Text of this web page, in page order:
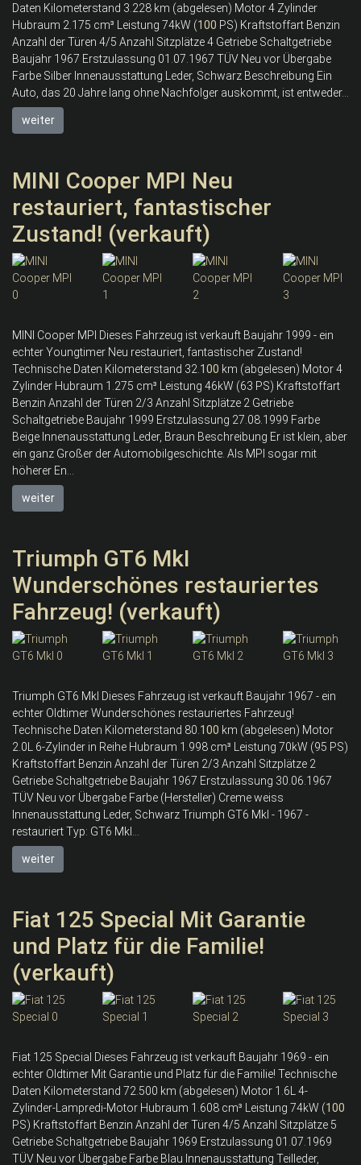
Daten Kilometerstand 3.228 km (abgelesen) Motor 4 Zylinder
Hubraum 2.175 cm³ Leistung 74kW (100 PS) Kraftstoffart Benzin
Anzahl der Türen 4/5 Anzahl Sitzplätze 4 Getriebe Schaltgetriebe
Baujahr 1967 Erstzulassung 01.07.1967 TÜV Neu vor Übergabe
Farbe Silber Innenausstattung Leder, Schwarz Beschreibung Ein
Auto, das 20 Jahre lang ohne Nachfolger auskommt, ist entweder...
weiter
MINI Cooper MPI Neu
restauriert, fantastischer
Zustand! (verkauft)
MINI Cooper MPI Dieses Fahrzeug ist verkauft Baujahr 1999 - ein
echter Youngtimer Neu restauriert, fantastischer Zustand!
Technische Daten Kilometerstand 32. 100 km (abgelesen) Motor 4
Zylinder Hubraum 1.275 cm³ Leistung 46kW (63 PS) Kraftstoffart
Benzin Anzahl der Türen 2/3 Anzahl Sitzplätze 2 Getriebe
Schaltgetriebe Baujahr 1999 Erstzulassung 27.08.1999 Farbe
Beige Innenausstattung Leder, Braun Beschreibung Er ist klein, aber
ein ganz Großer der Automobilgeschichte. Als MPI sogar mit
höherer En...
weiter
Triumph GT6 MkI
Wunderschönes restauriertes
Fahrzeug! (verkauft)
Triumph GT6 MkI Dieses Fahrzeug ist verkauft Baujahr 1967 - ein
echter Oldtimer Wunderschönes restauriertes Fahrzeug!
Technische Daten Kilometerstand 80. 100 km (abgelesen) Motor
2.0L 6-Zylinder in Reihe Hubraum 1.998 cm³ Leistung 70kW (95 PS)
Kraftstoffart Benzin Anzahl der Türen 2/3 Anzahl Sitzplätze 2
Getriebe Schaltgetriebe Baujahr 1967 Erstzulassung 30.06.1967
TÜV Neu vor Übergabe Farbe (Hersteller) Creme weiss
Innenausstattung Leder, Schwarz Triumph GT6 MkI - 1967 -
restauriert Typ: GT6 MkI...
weiter
Fiat 125 Special Mit Garantie
und Platz für die Familie!
(verkauft)
Fiat 125 Special Dieses Fahrzeug ist verkauft Baujahr 1969 - ein
echter Oldtimer Mit Garantie und Platz für die Familie! Technische
Daten Kilometerstand 72.500 km (abgelesen) Motor 1.6L 4-
Zylinder-Lampredi-Motor Hubraum 1.608 cm³ Leistung 74kW (100
PS) Kraftstoffart Benzin Anzahl der Türen 4/5 Anzahl Sitzplätze 5
Getriebe Schaltgetriebe Baujahr 1969 Erstzulassung 01.07.1969
TÜV Neu vor Übergabe Farbe Blau Innenausstattung Teilleder,